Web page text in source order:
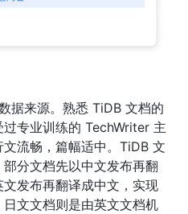
据来源。熟悉 TiDB 文档的
专业训练的 TechWriter 主
流畅，篇幅适中。TiDB 文
分文档先以中文发布再翻
发布再翻译成中文，实现
文文档则是由英文文档机